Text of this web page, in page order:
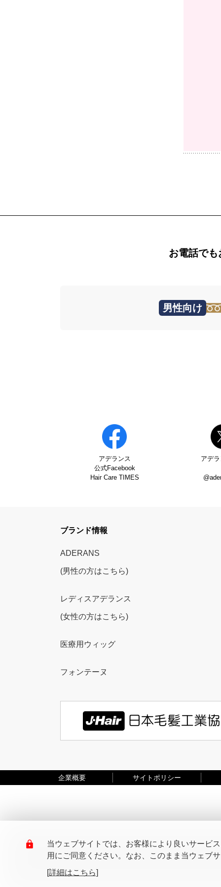
お電話で
男性向け
アデランス
公式Facebook
Hair Care TIMES
アデ
ブランド情報
ADERANS
(男性の方はこちら)
レディスアデランス
(女性の方はこちら)
医療用ウィッグ
フォンテーヌ
企業概要 サイトポリシー
当ウェブサイトでは、お客様により良いサービ
用にご同意ください。なお、このまま当ウェブ
[詳細はこちら]